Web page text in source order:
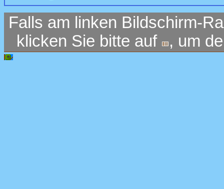
Falls am linken Bildschirm-
klicken Sie bitte auf
, um